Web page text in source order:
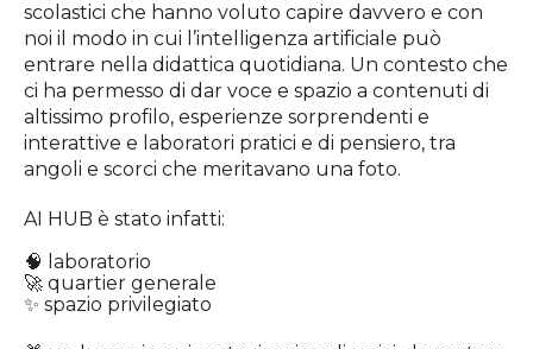
scolastici che hanno voluto capire davvero e con
noi il modo in cui l’intelligenza artificiale può
entrare nella didattica quotidiana. Un contesto che
ci ha permesso di dar voce e spazio a contenuti di
altissimo profilo, esperienze sorprendenti e
interattive e laboratori pratici e di pensiero, tra
angoli e scorci che meritavano una foto.
AI HUB è stato infatti:
🧠 laboratorio
🚀 quartier generale
✨ spazio privilegiato